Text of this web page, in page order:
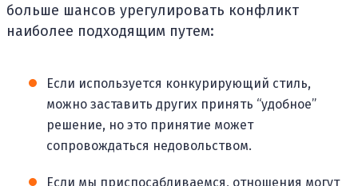
больше шансов урегулировать конфликт
наиболее подходящим путем:
Если используется конкурирующий стиль,
можно заставить других принять “удобное”
решение, но это принятие может
сопровождаться недовольством.
Если мы приспосабливаемся, отношения могут